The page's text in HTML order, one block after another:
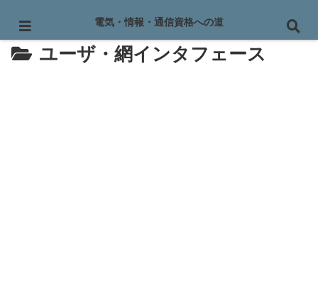
ユーザ・網インタフェース
電気・情報・通信資格への道